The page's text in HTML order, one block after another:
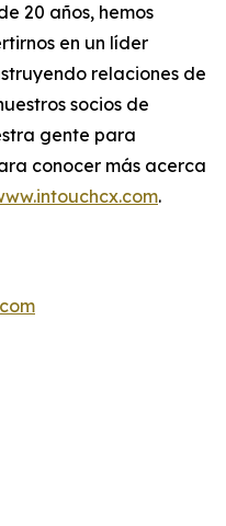
20 años, hemos
en un líder
relaciones de
socios de
gente para
conocer más acerca
.